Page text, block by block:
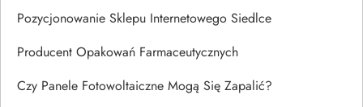
Pozycjonowanie Sklepu Internetowego Siedlce
Producent Opakowań Farmaceutycznych
Czy Panele Fotowoltaiczne Mogą Się Zapalić?